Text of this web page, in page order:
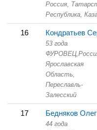
Россия,
Республика,
16 Кондратьев
53 года
ФУРОВЕЦ,
Ярославская
Область,
Переславль-
Залесский
17 Бедняков Олег
44 года